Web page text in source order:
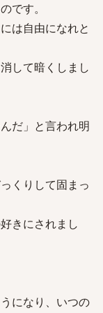
です。
は自由になれと
して暗くしまし
だ」と言われ明
くりして固まっ
きにされまし
になり、いつの